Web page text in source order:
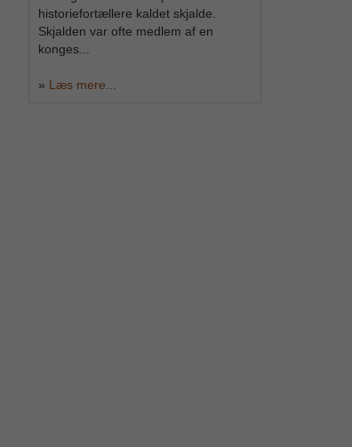
historiefortællere kaldet skjalde.
Skjalden var ofte medlem af en
konges...
» Læs mere...